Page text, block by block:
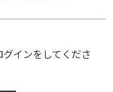
インをしてくださ